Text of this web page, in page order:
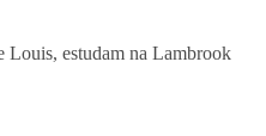
Louis, estudam na Lambrook